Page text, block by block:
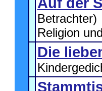
Betrachter)
Religion
Die